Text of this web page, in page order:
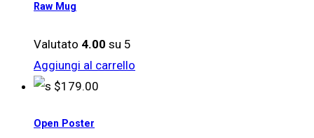
Raw Mug
Valutato 4.00 su 5
Aggiungi al carrello
$179.00
Open Poster